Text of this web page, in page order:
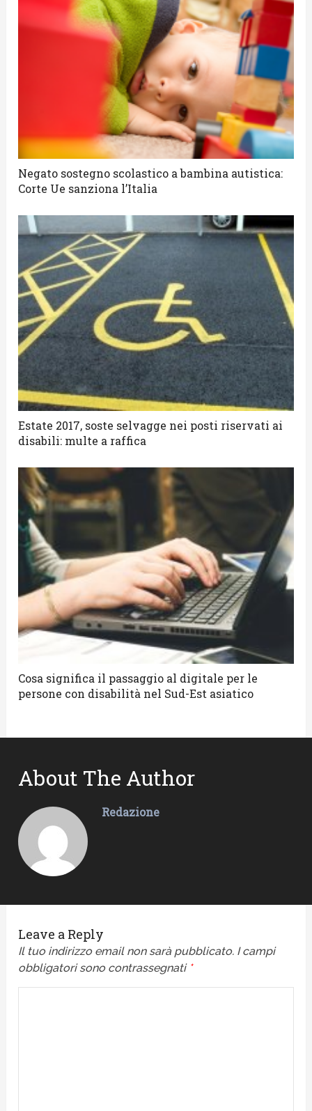
Negato sostegno scolastico a bambina autistica:
Corte Ue sanziona l’Italia
Estate 2017, soste selvagge nei posti riservati ai
disabili: multe a raffica
Cosa significa il passaggio al digitale per le
persone con disabilità nel Sud-Est asiatico
About The Author
Redazione
Leave a Reply
Il tuo indirizzo email non sarà pubblicato. I campi
obbligatori sono contrassegnati *